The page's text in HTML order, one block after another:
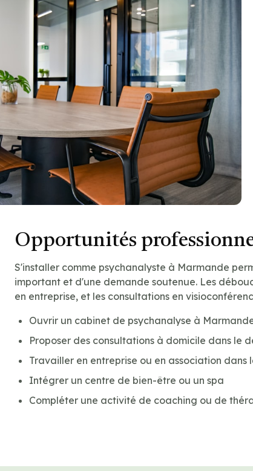
Opportunités
S'installer comme psychanalyste à Marmande
important et d'une demande soutenue. Les
en entreprise, et les consultations en
Ouvrir un cabinet de psychanalyse à
Proposer des consultations à domicile dans le
Travailler en entreprise ou en association
Intégrer un centre de bien-être ou un spa
Compléter une activité de coaching ou de